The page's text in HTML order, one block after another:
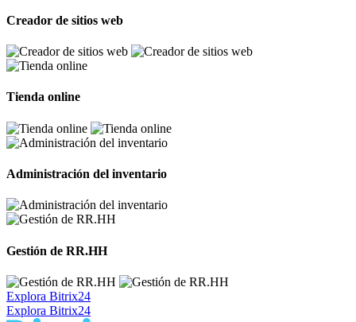
Creador de sitios web
Tienda online
Administración del inventario
Gestión de RR.HH
Explora Bitrix24
Explora Bitrix24